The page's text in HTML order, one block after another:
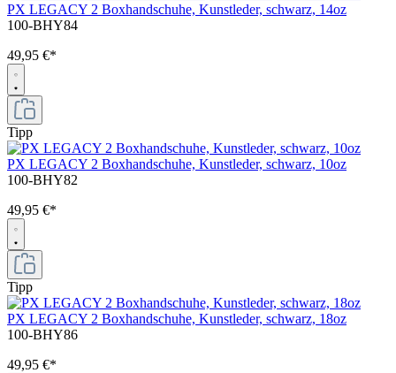
PX LEGACY 2 Boxhandschuhe, Kunstleder, schwarz, 14oz
100-BHY84
49,95 €*
Tipp
PX LEGACY 2 Boxhandschuhe, Kunstleder, schwarz, 10oz
100-BHY82
49,95 €*
Tipp
PX LEGACY 2 Boxhandschuhe, Kunstleder, schwarz, 18oz
100-BHY86
49,95 €*